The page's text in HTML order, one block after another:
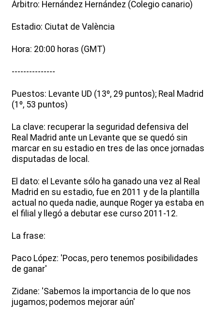
Árbitro: Hernández Hernández (Colegio canario)
Estadio: Ciutat de València
Hora: 20:00 horas (GMT)
---------------
Puestos: Levante UD (13º, 29 puntos); Real Madrid
(1º, 53 puntos)
La clave: recuperar la seguridad defensiva del
Real Madrid ante un Levante que se quedó sin
marcar en su estadio en tres de las once jornadas
disputadas de local.
El dato: el Levante sólo ha ganado una vez al Real
Madrid en su estadio, fue en 2011 y de la plantilla
actual no queda nadie, aunque Roger ya estaba en
el filial y llegó a debutar ese curso 2011-12.
La frase:
Paco López: 'Pocas, pero tenemos posibilidades
de ganar'
Zidane: 'Sabemos la importancia de lo que nos
jugamos; podemos mejorar aún'